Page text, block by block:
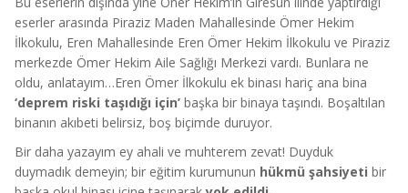
eserler arasında Piraziz Maden Mahallesinde Ömer Hekim
İlkokulu, Eren Mahallesinde Eren Ömer Hekim İlkokulu ve Piraziz
merkezde Ömer Hekim Aile Sağlığı Merkezi vardı. Bunlara ne
oldu, anlatayım…Eren Ömer İlkokulu ek binası hariç ana bina
‘deprem riski taşıdığı için’ başka bir binaya taşındı. Boşaltılan
binanın akıbeti belirsiz, boş biçimde duruyor.
Bir daha yazayım ey ahali ve muhterem zevat! Duyduk
duymadık demeyin; bir eğitim kurumunun hükmü şahsiyeti bir